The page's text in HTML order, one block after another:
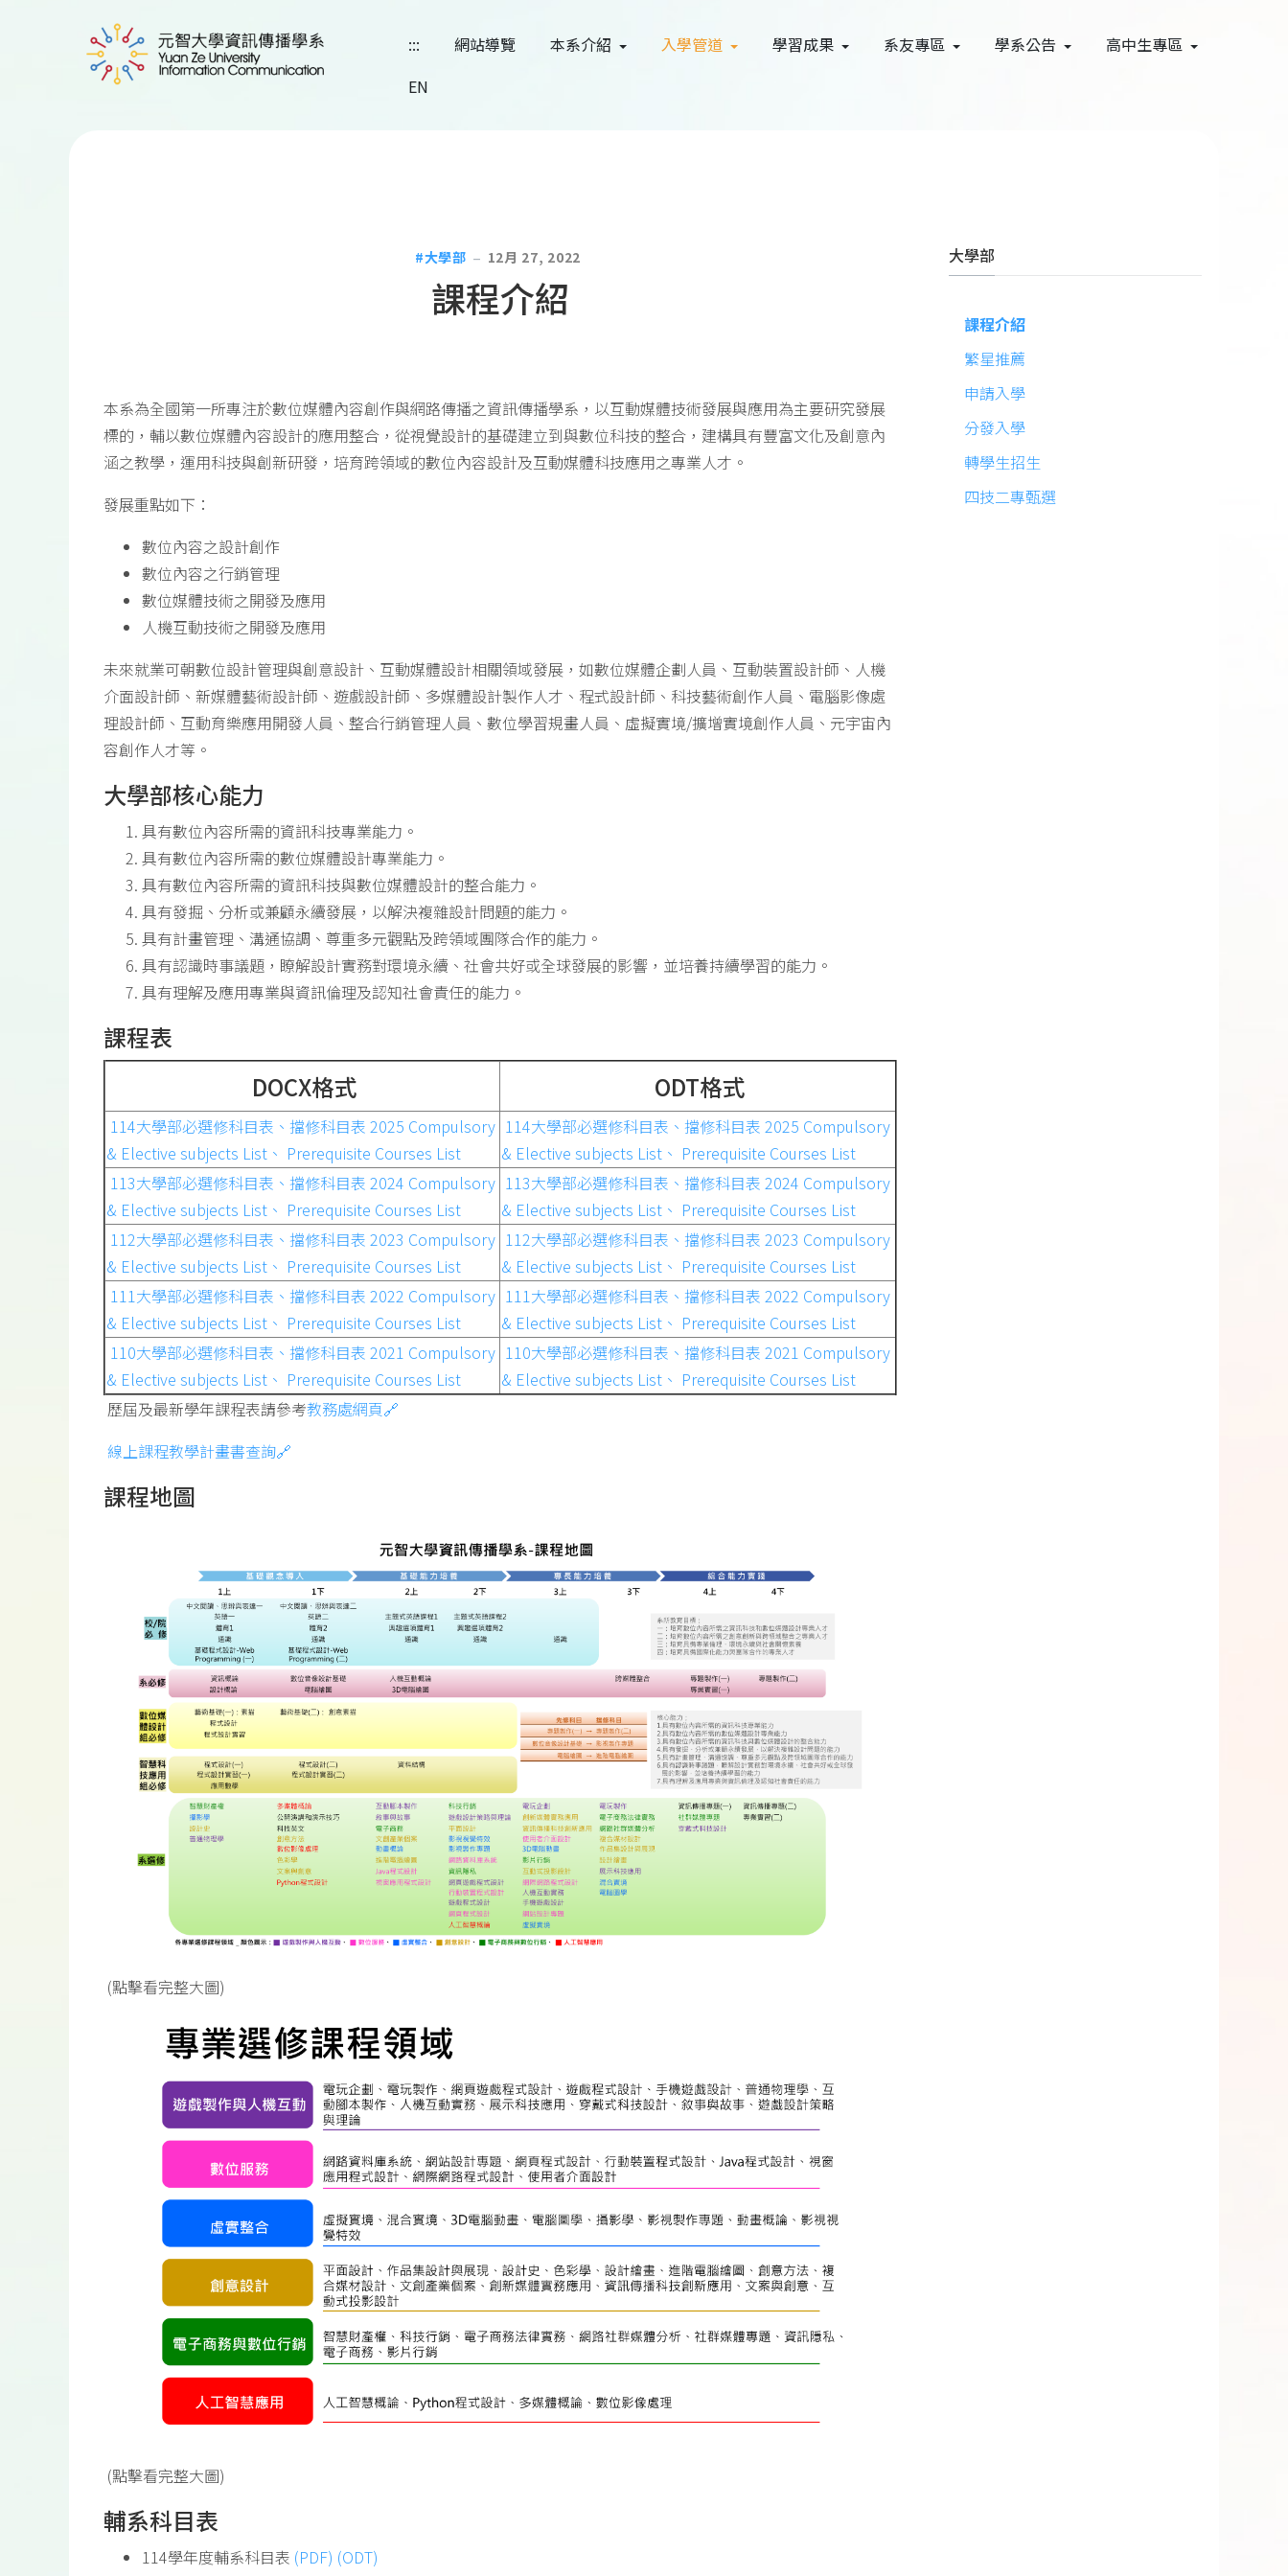
::: 網站導覽 本系介紹 入學管道 學習成果 系友專區 學系公告
高中生專區
EN
大學部 12月 27, 2022
課程介紹
本系為全國第一所專注於數位媒體內容創作與網路傳播之資訊傳播學系，以互動媒體技術發展與應用為主要研究發展
標的，輔以數位媒體內容設計的應用整合，從視覺設計的基礎建立到與數位科技的整合，建構具有豐富文化及創意內
涵之教學，運用科技與創新研發，培育跨領域的數位內容設計及互動媒體科技應用之專業人才。
發展重點如下：
數位內容之設計創作
數位內容之行銷管理
數位媒體技術之開發及應用
人機互動技術之開發及應用
未來就業可朝數位設計管理與創意設計、互動媒體設計相關領域發展，如數位媒體企劃人員、互動裝置設計師、人機
介面設計師、新媒體藝術設計師、遊戲設計師、多媒體設計製作人才、程式設計師、科技藝術創作人員、電腦影像處
理設計師、互動育樂應用開發人員、整合行銷管理人員、數位學習規畫人員、虛擬實境/擴增實境創作人員、元宇宙內
容創作人才等。
大學部核心能力
具有數位內容所需的資訊科技專業能力。
具有數位內容所需的數位媒體設計專業能力。
具有數位內容所需的資訊科技與數位媒體設計的整合能力。
具有發掘、分析或兼顧永續發展，以解決複雜設計問題的能力。
具有計畫管理、溝通協調、尊重多元觀點及跨領域團隊合作的能力。
具有認識時事議題，瞭解設計實務對環境永續、社會共好或全球發展的影響，並培養持續學習的能力。
具有理解及應用專業與資訊倫理及認知社會責任的能力。
課程表
DOCX格式
ODT格式
114大學部必選修科目表、擋修科目表 2025 Compulsory
& Elective subjects List、 Prerequisite Courses List
114大學部必選修科目表、擋修科目表 2025 Compulsory
& Elective subjects List、 Prerequisite Courses List
113大學部必選修科目表、擋修科目表 2024 Compulsory
& Elective subjects List、 Prerequisite Courses List
113大學部必選修科目表、擋修科目表 2024 Compulsory
& Elective subjects List、 Prerequisite Courses List
112大學部必選修科目表、擋修科目表 2023 Compulsory
& Elective subjects List、 Prerequisite Courses List
112大學部必選修科目表、擋修科目表 2023 Compulsory
& Elective subjects List、 Prerequisite Courses List
111大學部必選修科目表、擋修科目表 2022 Compulsory
& Elective subjects List、 Prerequisite Courses List
111大學部必選修科目表、擋修科目表 2022 Compulsory
& Elective subjects List、 Prerequisite Courses List
110大學部必選修科目表、擋修科目表 2021 Compulsory
& Elective subjects List、 Prerequisite Courses List
110大學部必選修科目表、擋修科目表 2021 Compulsory
& Elective subjects List、 Prerequisite Courses List
歷屆及最新學年課程表請參考教務處網頁🔗
線上課程教學計畫書查詢🔗
課程地圖
(點擊看完整大圖)
(點擊看完整大圖)
輔系科目表
114學年度輔系科目表 (PDF) (ODT)
大學部
課程介紹
繁星推薦
申請入學
分發入學
轉學生招生
四技二專甄選